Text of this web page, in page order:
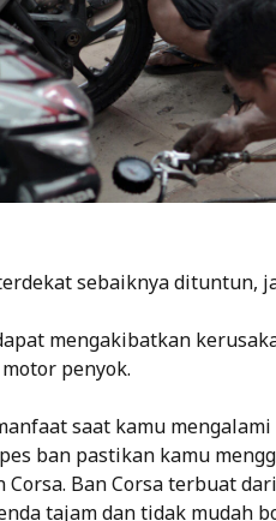
sebaiknya dituntun,
mengakibatkan
penyok.
saat kamu mengalami
ban pastikan kamu
Ban Corsa terbuat
tajam dan tidak mudah